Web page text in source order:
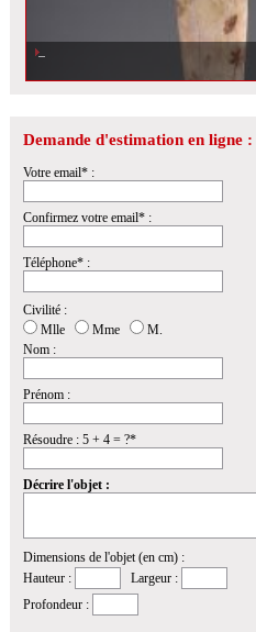
Demande d'estimation en ligne :
Votre email* :
Confirmez votre email* :
Téléphone* :
Civilité :
Mlle
Mme
M.
Nom :
Prénom :
Résoudre : 5 + 4 = ?*
Décrire l'objet :
Dimensions de l'objet (en cm) :
Hauteur :
Largeur :
Profondeur :